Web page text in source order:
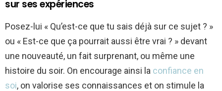
sur ses expériences
Posez-lui « Qu’est-ce que tu sais déjà sur ce sujet ? »
ou « Est-ce que ça pourrait aussi être vrai ? » devant
une nouveauté, un fait surprenant, ou même une
histoire du soir. On encourage ainsi la confiance en
soi, on valorise ses connaissances et on stimule la